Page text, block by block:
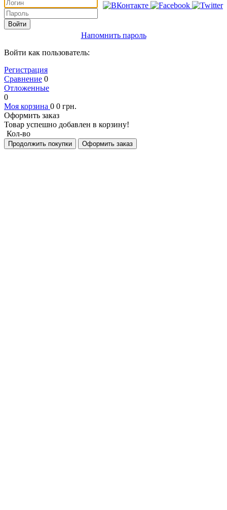
Войти
Напомнить пароль
Войти как пользователь:
Регистрация
Сравнение 0
Отложенные
0
Моя корзина 0 0 грн.
Оформить заказ
Товар успешно добавлен в корзину!
Кол-во
Продолжить покупки Оформить заказ